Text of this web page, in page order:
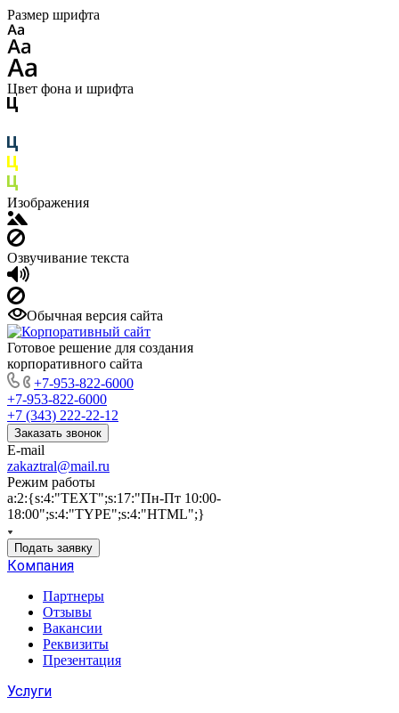
Размер шрифта
Цвет фона и шрифта
Изображения
Озвучивание текста
Обычная версия сайта
Готовое решение для создания
корпоративного сайта
+7-953-822-6000
+7-953-822-6000
+7 (343) 222-22-12
Заказать звонок
E-mail
zakaztral@mail.ru
Режим работы
a:2:{s:4:"TEXT";s:17:"Пн-Пт 10:00-
18:00";s:4:"TYPE";s:4:"HTML";}
Подать заявку
Компания
Партнеры
Отзывы
Вакансии
Реквизиты
Презентация
Услуги